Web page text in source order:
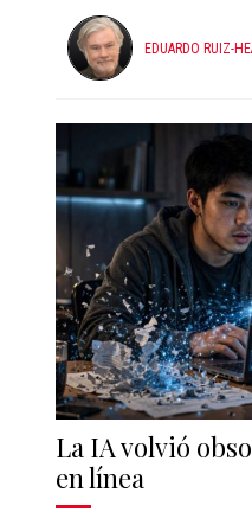
EDUARDO RUIZ-
La IA volvió
en línea